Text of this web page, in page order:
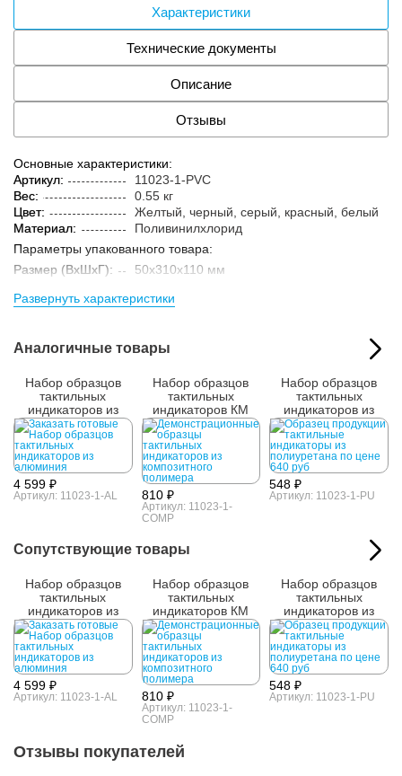
Характеристики
Технические документы
Описание
Отзывы
Основные характеристики:
Артикул:
11023-1-PVC
Вес:
0.55 кг
Цвет:
Желтый, черный, серый, красный, белый
Материал:
Поливинилхлорид
Параметры упакованного товара:
Размер (ВxШxГ):
50x310x110 мм
Кол-во изделий в
1 компл.
Развернуть характеристики
Аналогичные товары
Набор образцов
тактильных
индикаторов из
алюминия
4 599 ₽
Артикул: 11023-1-AL
Набор образцов
тактильных
индикаторов КМ
810 ₽
Артикул: 11023-1-
COMP
Набор образцов
тактильных
индикаторов из
полиуретана
548 ₽
Артикул: 11023-1-PU
Сопутствующие товары
Набор образцов
тактильных
индикаторов из
алюминия
4 599 ₽
Артикул: 11023-1-AL
Набор образцов
тактильных
индикаторов КМ
810 ₽
Артикул: 11023-1-
COMP
Набор образцов
тактильных
индикаторов из
полиуретана
548 ₽
Артикул: 11023-1-PU
Отзывы покупателей